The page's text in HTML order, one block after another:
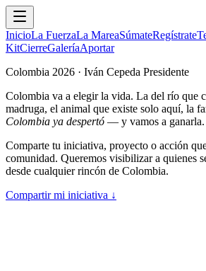
InicioLa FuerzaLa MareaSúmateRegístrate
KitCierreGaleríaAportar
Colombia 2026 · Iván Cepeda Presidente
Colombia va a elegir la vida. La del río que
madruga, el animal que existe solo aquí, la
Colombia ya despertó — y vamos a ganarla.
Comparte tu iniciativa, proyecto o acción
comunidad. Queremos visibilizar a quienes
desde cualquier rincón de Colombia.
Compartir mi iniciativa ↓